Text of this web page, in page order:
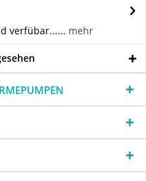
verfübar...... mehr